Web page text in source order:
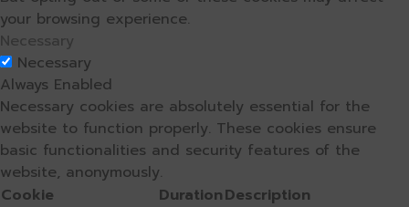
your browsing experience.
Necessary
Necessary
Always Enabled
Necessary cookies are absolutely essential for the
website to function properly. These cookies ensure
basic functionalities and security features of the
website, anonymously.
Cookie
DurationDescription